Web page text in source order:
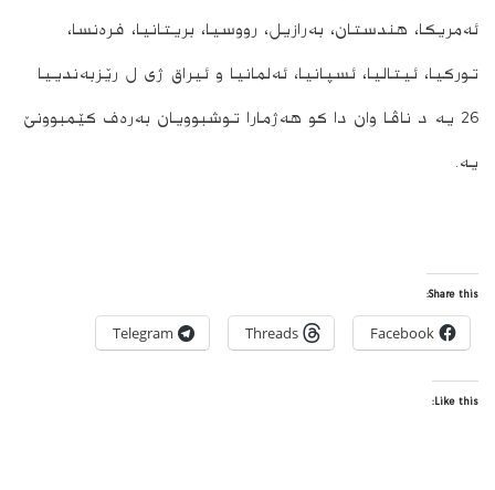
ئەمریکا، هندستان، بەرازیل، رووسیا، بریتانیا، فرەنسا،
تورکیا، ئیتالیا، ئسپانیا، ئه‌لمانیا و ئیراق ژی ل رێزبه‌ندییا
26 یه‌ د ناڤا وان دا كو هه‌ژمارا توشبوویان به‌ره‌ف كێمبوونێ
یه‌.
Share this:
Facebook
Threads
Telegram
Like this: